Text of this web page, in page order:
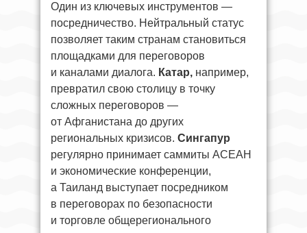
Один из ключевых инструментов —
посредничество. Нейтральный статус
позволяет таким странам становиться
площадками для переговоров
и каналами диалога. Катар, например,
превратил свою столицу в точку
сложных переговоров —
от Афганистана до других
региональных кризисов. Сингапур
регулярно принимает саммиты АСЕАН
и экономические конференции,
а Таиланд выступает посредником
в переговорах по безопасности
и торговле общерегионального